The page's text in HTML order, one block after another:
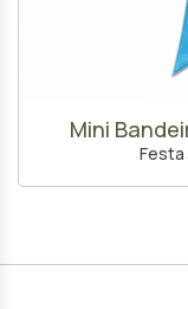
Mini
Festa